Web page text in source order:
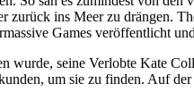
zurück ins Meer zu drängen.
Games veröffentlicht
wurde, seine Verlobte Kate
um sie zu finden. Auf